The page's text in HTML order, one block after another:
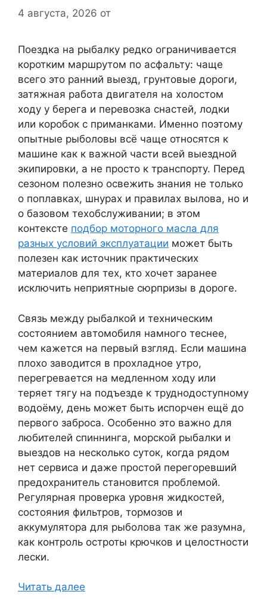
4 августа, 2026 от
Поездка на рыбалку редко ограничивается
коротким маршрутом по асфальту: чаще
всего это ранний выезд, грунтовые дороги,
затяжная работа двигателя на холостом
ходу у берега и перевозка снастей, лодки
или коробок с приманками. Именно поэтому
опытные рыболовы всё чаще относятся к
машине как к важной части всей выездной
экипировки, а не просто к транспорту. Перед
сезоном полезно освежить знания не только
о поплавках, шнурах и правилах вылова, но и
о базовом техобслуживании; в этом
контексте подбор моторного масла для
разных условий эксплуатации может быть
полезен как источник практических
материалов для тех, кто хочет заранее
исключить неприятные сюрпризы в дороге.
Связь между рыбалкой и техническим
состоянием автомобиля намного теснее,
чем кажется на первый взгляд. Если машина
плохо заводится в прохладное утро,
перегревается на медленном ходу или
теряет тягу на подъезде к труднодоступному
водоёму, день может быть испорчен ещё до
первого заброса. Особенно это важно для
любителей спиннинга, морской рыбалки и
выездов на несколько суток, когда рядом
нет сервиса и даже простой перегоревший
предохранитель становится проблемой.
Регулярная проверка уровня жидкостей,
состояния фильтров, тормозов и
аккумулятора для рыболова так же разумна,
как контроль остроты крючков и целостности
лески.
Читать далее